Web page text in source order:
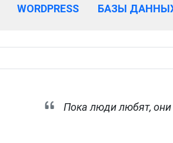
WORDPRESS БАЗЫ
Пока люди любят,